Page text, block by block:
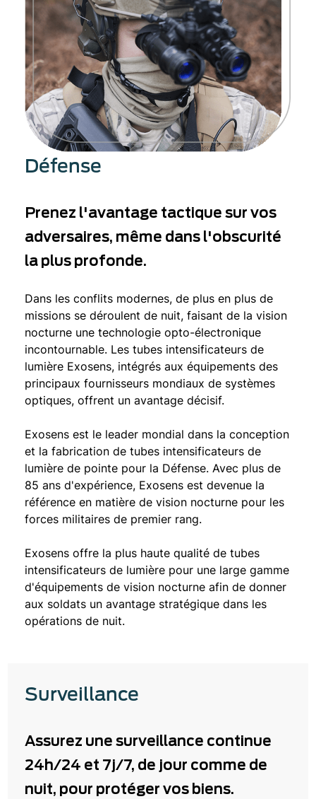
Défense
Prenez l'avantage tactique sur vos
adversaires, même dans l'obscurité
la plus profonde.
Dans les conflits modernes, de plus en plus de
missions se déroulent de nuit, faisant de la vision
nocturne une technologie opto-électronique
incontournable. Les tubes intensificateurs de
lumière Exosens, intégrés aux équipements des
principaux fournisseurs mondiaux de systèmes
optiques, offrent un avantage décisif.
Exosens est le leader mondial dans la conception
et la fabrication de tubes intensificateurs de
lumière de pointe pour la Défense. Avec plus de
85 ans d'expérience, Exosens est devenue la
référence en matière de vision nocturne pour les
forces militaires de premier rang.
Exosens offre la plus haute qualité de tubes
intensificateurs de lumière pour une large gamme
d'équipements de vision nocturne afin de donner
aux soldats un avantage stratégique dans les
opérations de nuit.
Surveillance
Assurez une surveillance continue
24h/24 et 7j/7, de jour comme de
nuit, pour protéger vos biens.